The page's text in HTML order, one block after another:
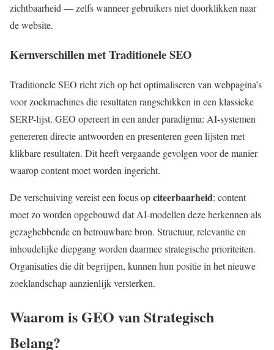
zichtbaarheid — zelfs wanneer gebruikers niet doorklikken naar
de website.
Kernverschillen met Traditionele SEO
Traditionele SEO richt zich op het optimaliseren van webpagina’s
voor zoekmachines die resultaten rangschikken in een klassieke
SERP-lijst. GEO opereert in een ander paradigma: AI-systemen
genereren directe antwoorden en presenteren geen lijsten met
klikbare resultaten. Dit heeft vergaande gevolgen voor de manier
waarop content moet worden ingericht.
De verschuiving vereist een focus opciteerbaarheid: content
moet zo worden opgebouwd dat AI-modellen deze herkennen als
gezaghebbende en betrouwbare bron. Structuur, relevantie en
inhoudelijke diepgang worden daarmee strategische prioriteiten.
Organisaties die dit begrijpen, kunnen hun positie in het nieuwe
zoeklandschap aanzienlijk versterken.
Waarom is GEO van Strategisch
Belang?